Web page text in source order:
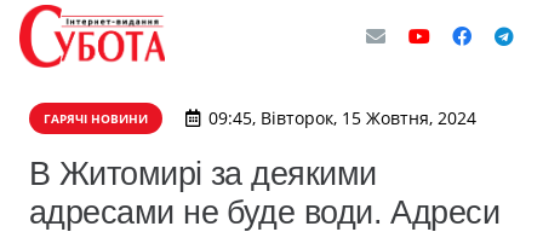
ГАРЯЧІ НОВИНИ 09:45, Вівторок, 15 Жовтня, 2024
В Житомирі за деякими
адресами не буде води. Адреси